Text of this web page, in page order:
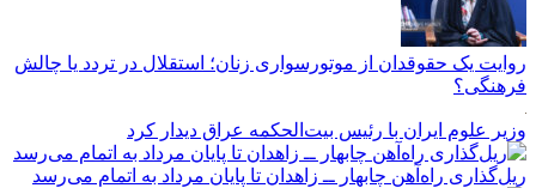
روایت یک حقوقدان از موتورسواری زنان؛ استقلال در تردد یا چالش
فرهنگی؟
وزیر علوم ایران با رئیس بیت‌الحکمه عراق دیدار کرد
ریل‌گذاری راه‌آهن چابهار ــ زاهدان تا پایان مرداد به اتمام می‌رسد